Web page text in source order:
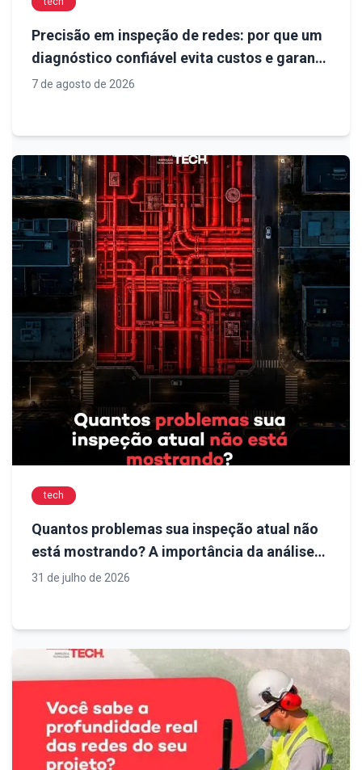
Precisão em inspeção de redes: por que um
diagnóstico confiável evita custos e garante
previsibilidade na obra
7 de agosto de 2026
tech
Quantos problemas sua inspeção atual não
está mostrando? A importância da análise
técnica para decisões mais seguras em
31 de julho de 2026